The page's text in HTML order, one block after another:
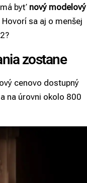
byť nový modelový
Hovorí sa aj o menšej
zostane
cenovo dostupný
na úrovni okolo 800